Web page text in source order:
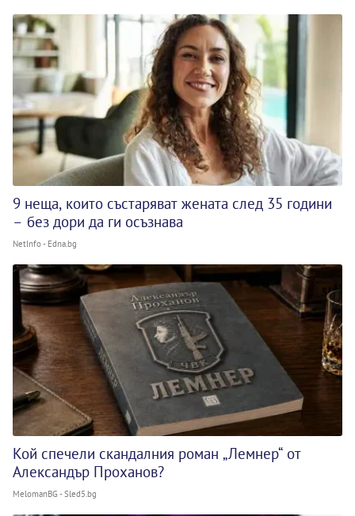
9 неща, които състаряват жената след 35 години
– без дори да ги осъзнава
NetInfo - Edna.bg
Кой спечели скандалния роман „Лемнер“ от
Александър Проханов?
MelomanBG - Sled5.bg